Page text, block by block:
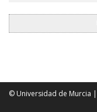
© Universidad de Murcia |